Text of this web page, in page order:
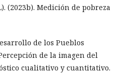
(2023b). Medición de pobreza
de los Pueblos
de la imagen del
cualitativo y cuantitativo.